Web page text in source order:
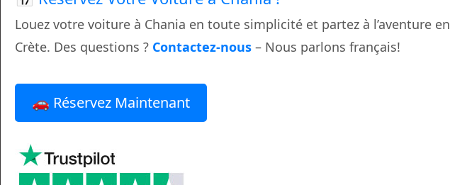
Louez votre voiture à Chania en toute simplicité et partez à l’aventure en
Crète. Des questions ? Contactez-nous – Nous parlons français!
🚗 Réservez Maintenant